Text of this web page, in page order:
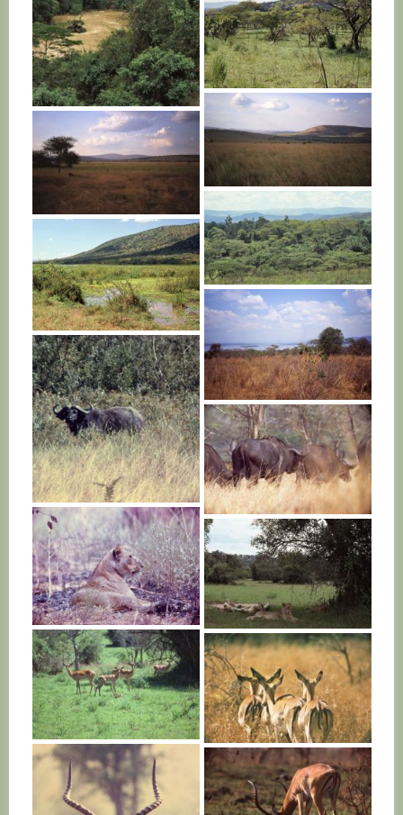
RWANDA
RWANDA
RWANDA
RWANDA
RWANDA
RWANDA
RWANDA
RWANDA RWANDA
RWANDA RWANDA